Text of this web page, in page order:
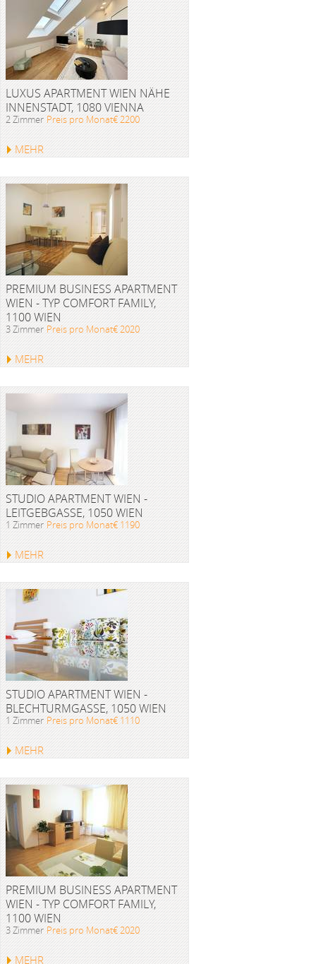
LUXUS APARTMENT WIEN NÄHE
INNENSTADT, 1080 VIENNA
2 Zimmer Preis pro Monat€ 2200
MEHR
PREMIUM BUSINESS APARTMENT
WIEN - TYP COMFORT FAMILY,
1100 WIEN
3 Zimmer Preis pro Monat€ 2020
MEHR
STUDIO APARTMENT WIEN -
LEITGEBGASSE, 1050 WIEN
1 Zimmer Preis pro Monat€ 1190
MEHR
STUDIO APARTMENT WIEN -
BLECHTURMGASSE, 1050 WIEN
1 Zimmer Preis pro Monat€ 1110
MEHR
PREMIUM BUSINESS APARTMENT
WIEN - TYP COMFORT FAMILY,
1100 WIEN
3 Zimmer Preis pro Monat€ 2020
MEHR